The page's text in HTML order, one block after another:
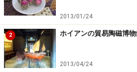
2013/01/24
2 ホイアンの貿易陶磁博
2013/04/24